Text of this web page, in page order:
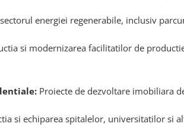
energiei regenerabile, inclusiv
si modernizarea facilitatilor de
Proiecte de dezvoltare imobiliara
si echiparea spitalelor, universitatilor si